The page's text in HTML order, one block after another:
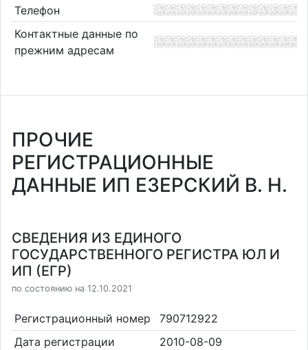
Телефон
Контактные данные по
прежним адресам
ПРОЧИЕ
РЕГИСТРАЦИОННЫЕ
ДАННЫЕ ИП ЕЗЕРСКИЙ В. Н.
СВЕДЕНИЯ ИЗ ЕДИНОГО
ГОСУДАРСТВЕННОГО РЕГИСТРА ЮЛ И
ИП (ЕГР)
по состоянию на 12.10.2021
Регистрационный номер
790712922
Дата регистрации
2010-08-09